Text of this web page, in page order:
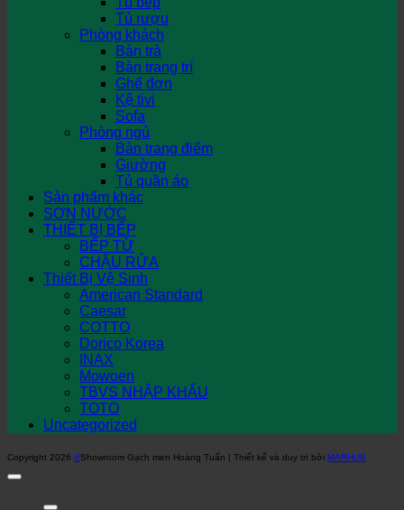
Tủ rượu
Phòng khách
Bàn trà
Bàn trang trí
Ghế đơn
Kệ tivi
Sofa
Phòng ngủ
Bàn trang điểm
Giường
Tủ quần áo
Sản phẩm khác
SƠN NƯỚC
THIẾT BỊ BẾP
BẾP TỪ
CHẬU RỬA
Thiết Bị Vệ Sinh
American Standard
Caesar
COTTO
Dorico Korea
INAX
Mowoen
TBVS NHẬP KHẨU
TOTO
Uncategorized
Copyright 2026 ©Showroom Gạch men Hoàng Tuấn | Thiết kế và duy trì bởi MARHUB